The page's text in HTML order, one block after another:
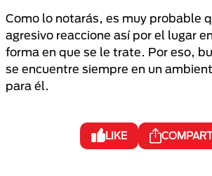
Como lo notarás, es muy probable
agresivo reaccione así por el lugar
forma en que se le trate. Por eso,
se encuentre siempre en un
para él.
LIKE